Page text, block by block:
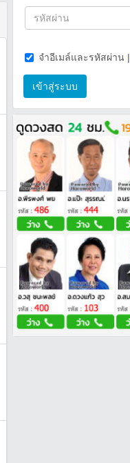
จำอีเมล์และรหัสผ่าน |
เข้าสู่ระบบ